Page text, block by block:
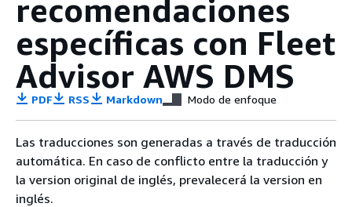
recomendaciones
específicas con Fleet
Advisor AWS DMS
PDF RSS Markdown Modo de enfoque
Las traducciones son generadas a través de traducción
automática. En caso de conflicto entre la traducción y
la version original de inglés, prevalecerá la version en
inglés.